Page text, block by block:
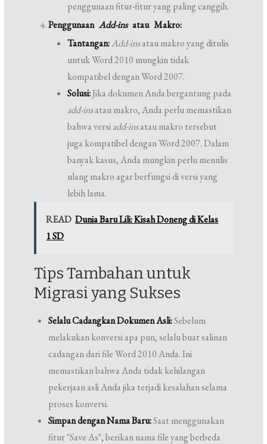
penggunaan fitur-fitur yang paling canggih.
PenggunaanAdd-insatau Makro:
Tantangan:Add-insatau makro yang ditulis
untuk Word 2010 mungkin tidak
kompatibel dengan Word 2007.
Solusi:Jika dokumen Anda bergantung pada
add-insatau makro, Anda perlu memastikan
bahwa versiadd-insatau makro tersebut
juga kompatibel dengan Word 2007. Dalam
banyak kasus, Anda mungkin perlu menulis
ulang makro agar berfungsi di versi yang
lebih lama.
READ Dunia Baru Lili: Kisah Doneng di Kelas
1 SD
Tips Tambahan untuk
Migrasi yang Sukses
Selalu Cadangkan Dokumen Asli:Sebelum
melakukan konversi apa pun, selalu buat salinan
cadangan dari file Word 2010 Anda. Ini
memastikan bahwa Anda tidak kehilangan
pekerjaan asli Anda jika terjadi kesalahan selama
proses konversi.
Simpan dengan Nama Baru:Saat menggunakan
fitur "Save As", berikan nama file yang berbeda